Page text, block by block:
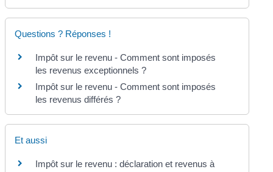
Questions ? Réponses !
Impôt sur le revenu - Comment sont imposés
les revenus exceptionnels ?
Impôt sur le revenu - Comment sont imposés
les revenus différés ?
Et aussi
Impôt sur le revenu : déclaration et revenus à